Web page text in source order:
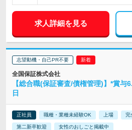
求人詳細を見る
志望動機・自己PR不要
全国保証株式会社
【総合職(保証審査/債権管理)】*賞与
日
正社員 職種・業種未経験OK 上場 完
第二新卒歓迎 女性のおしごと掲載中